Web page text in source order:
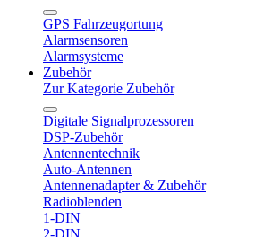
GPS Fahrzeugortung
Alarmsensoren
Alarmsysteme
Zubehör
Zur Kategorie Zubehör
Digitale Signalprozessoren
DSP-Zubehör
Antennentechnik
Auto-Antennen
Antennenadapter & Zubehör
Radioblenden
1-DIN
2-DIN